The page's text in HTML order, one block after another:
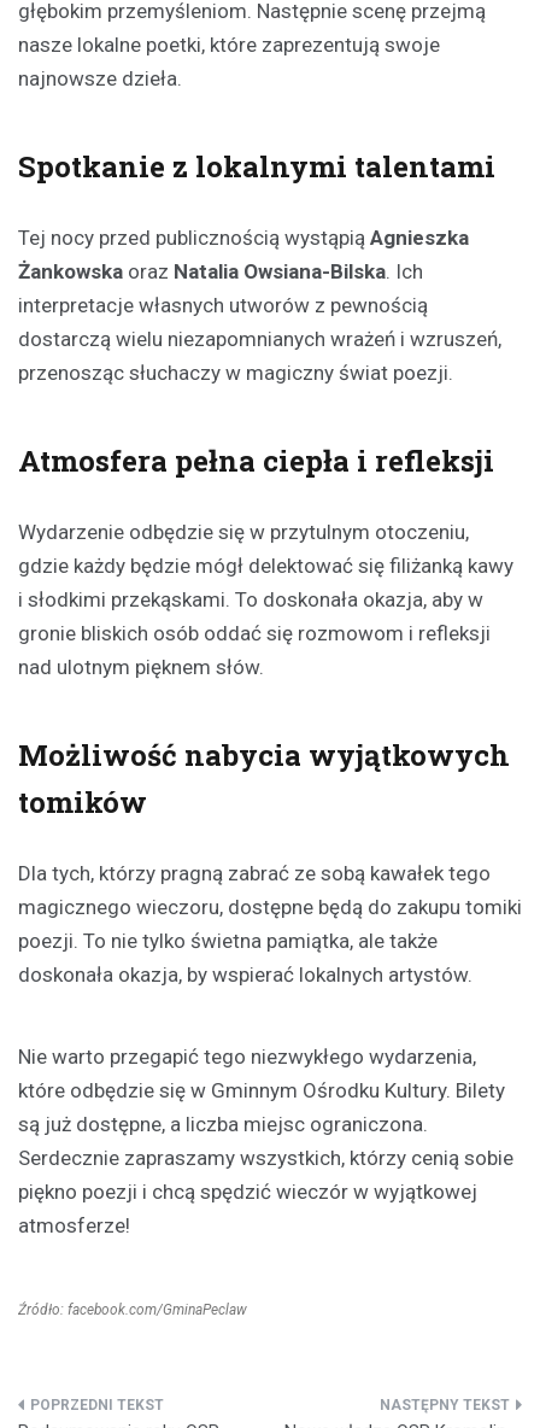
głębokim przemyśleniom. Następnie scenę przejmą
nasze lokalne poetki, które zaprezentują swoje
najnowsze dzieła.
Spotkanie z lokalnymi talentami
Tej nocy przed publicznością wystąpią Agnieszka
Żankowska oraz Natalia Owsiana-Bilska. Ich
interpretacje własnych utworów z pewnością
dostarczą wielu niezapomnianych wrażeń i wzruszeń,
przenosząc słuchaczy w magiczny świat poezji.
Atmosfera pełna ciepła i refleksji
Wydarzenie odbędzie się w przytulnym otoczeniu,
gdzie każdy będzie mógł delektować się filiżanką kawy
i słodkimi przekąskami. To doskonała okazja, aby w
gronie bliskich osób oddać się rozmowom i refleksji
nad ulotnym pięknem słów.
Możliwość nabycia wyjątkowych
tomików
Dla tych, którzy pragną zabrać ze sobą kawałek tego
magicznego wieczoru, dostępne będą do zakupu tomiki
poezji. To nie tylko świetna pamiątka, ale także
doskonała okazja, by wspierać lokalnych artystów.
Nie warto przegapić tego niezwykłego wydarzenia,
które odbędzie się w Gminnym Ośrodku Kultury. Bilety
są już dostępne, a liczba miejsc ograniczona.
Serdecznie zapraszamy wszystkich, którzy cenią sobie
piękno poezji i chcą spędzić wieczór w wyjątkowej
atmosferze!
Źródło: facebook.com/GminaPeclaw
Nawigacja